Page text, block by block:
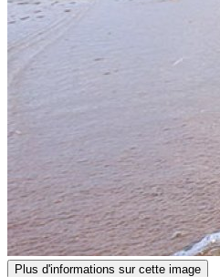
Plus d'informations sur cette image